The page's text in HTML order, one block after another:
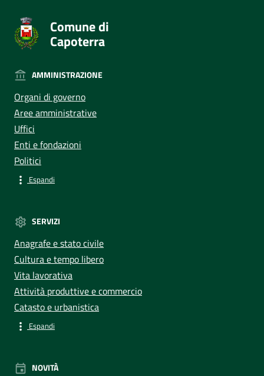
Comune di
Capoterra
AMMINISTRAZIONE
Organi di governo
Aree amministrative
Uffici
Enti e fondazioni
Politici
Espandi
SERVIZI
Anagrafe e stato civile
Cultura e tempo libero
Vita lavorativa
Attività produttive e commercio
Catasto e urbanistica
Espandi
NOVITÀ